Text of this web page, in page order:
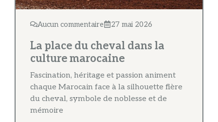
Aucun commentaire 27 mai 2026
La place du cheval dans la
culture marocaine
Fascination, héritage et passion animent
chaque Marocain face à la silhouette fière
du cheval, symbole de noblesse et de
mémoire